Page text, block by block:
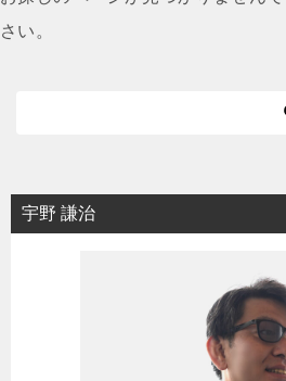
さい。
宇野 謙治